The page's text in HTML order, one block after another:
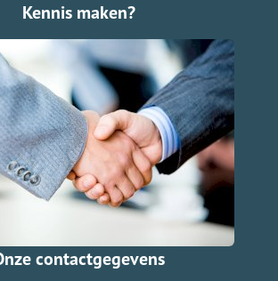
Kennis maken?
contactgegevens